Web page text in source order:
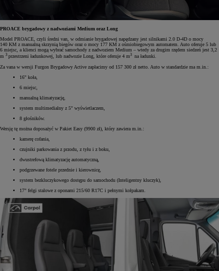
PROACE brygadowy z nadwoziami Medium oraz Long
Model PROACE, czyli średni van, w odmianie brygadowej napędzany jest silnikami 2.0 D-4D o mocy
140 KM z manualną skrzynią biegów oraz o mocy 177 KM z ośmiobiegowym automatem. Auto oferuje 5 lub
6 miejsc, a klienci mogą wybrać samochody z nadwoziem Medium – wtedy za drugim rzędem siedzeń jest 3,2
m 3 przestrzeni ładunkowej, lub nadwozie Long, które oferuje 4 m3 na ładunki.
Za vana w wersji Furgon Brygadowy Active zapłacimy od 157 300 zł netto. Auto w standardzie ma m.in.:
16" koła,
6 miejsc,
manualną klimatyzację,
system multimedialny z 5" wyświetlaczem,
8 głośników.
Wersję tę można doposażyć w Pakiet Easy (9900 zł), który zawiera m.in.:
kamerę cofania,
czujniki parkowania z przodu, z tyłu i z boku,
dwustrefową klimatyzację automatyczną,
podgrzewane fotele przednie i kierownicę,
system bezkluczykowego dostępu do samochodu (Inteligentny kluczyk),
17" felgi stalowe z oponami 215/60 R17C i pełnymi kołpakam.